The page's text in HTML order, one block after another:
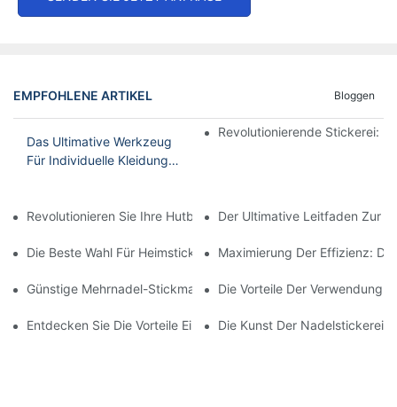
EMPFOHLENE ARTIKEL Bloggen
Das Ultimative Werkzeug
Für Individuelle Kleidung:
Und Hemden
Revolutionierende Stickerei:
Revolutionieren Sie Ihre Hutbestickung Mit Einer
Der Ultimative Leitfaden Zur
Die Beste Wahl Für Heimstickereien: Die Beste Mehrnadel-
Maximierung Der Effizienz:
Günstige Mehrnadel-Stickmaschine: Eine Kostengünstige
Die Vorteile Der Verwendung
Entdecken Sie Die Vorteile Einer Mehrnadel-Stickmaschine
Die Kunst Der Nadelstickerei